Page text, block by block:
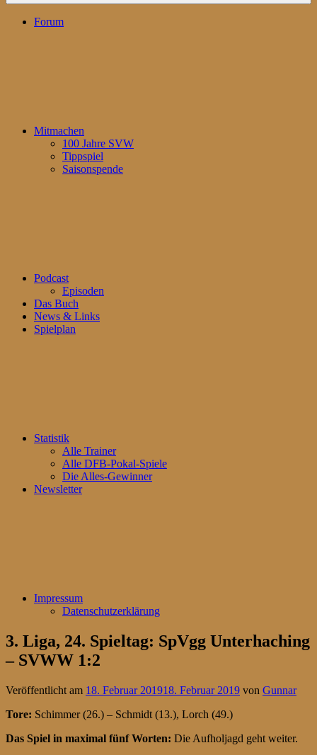
Forum
Mitmachen
100 Jahre SVW
Tippspiel
Saisonspende
Podcast
Episoden
Das Buch
News & Links
Spielplan
Statistik
Alle Trainer
Alle DFB-Pokal-Spiele
Die Alles-Gewinner
Newsletter
Impressum
Datenschutzerklärung
3. Liga, 24. Spieltag: SpVgg Unterhaching
– SVWW 1:2
Veröffentlicht am 18. Februar 201918. Februar 2019 von Gunnar
Tore: Schimmer (26.) – Schmidt (13.), Lorch (49.)
Das Spiel in maximal fünf Worten: Die Aufholjagd geht weiter.